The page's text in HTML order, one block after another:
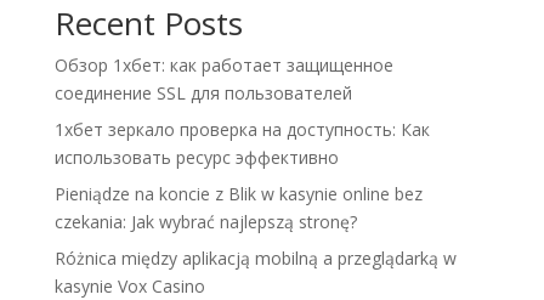
e
:
Recent Posts
Обзор 1хбет: как работает защищенное
соединение SSL для пользователей
1хбет зеркало проверка на доступность: Как
использовать ресурс эффективно
Pieniądze na koncie z Blik w kasynie online bez
czekania: Jak wybrać najlepszą stronę?
Różnica między aplikacją mobilną a przeglądarką w
kasynie Vox Casino